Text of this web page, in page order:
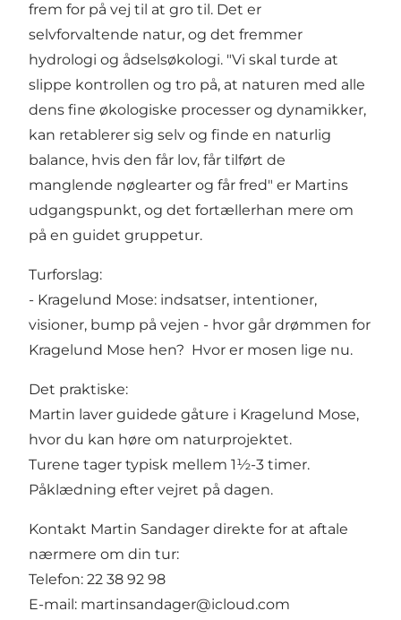
frem for på vej til at gro til. Det er
selvforvaltende natur, og det fremmer
hydrologi og ådselsøkologi. "Vi skal turde at
slippe kontrollen og tro på, at naturen med alle
dens fine økologiske processer og dynamikker,
kan retablerer sig selv og finde en naturlig
balance, hvis den får lov, får tilført de
manglende nøglearter og får fred" er Martins
udgangspunkt, og det fortællerhan mere om
på en guidet gruppetur.
Turforslag:
- Kragelund Mose: indsatser, intentioner,
visioner, bump på vejen - hvor går drømmen for
Kragelund Mose hen? Hvor er mosen lige nu.
Det praktiske:
Martin laver guidede gåture i Kragelund Mose,
hvor du kan høre om naturprojektet.
Turene tager typisk mellem 1½-3 timer.
Påklædning efter vejret på dagen.
Kontakt Martin Sandager direkte for at aftale
nærmere om din tur:
Telefon: 22 38 92 98
E-mail: martinsandager@icloud.com